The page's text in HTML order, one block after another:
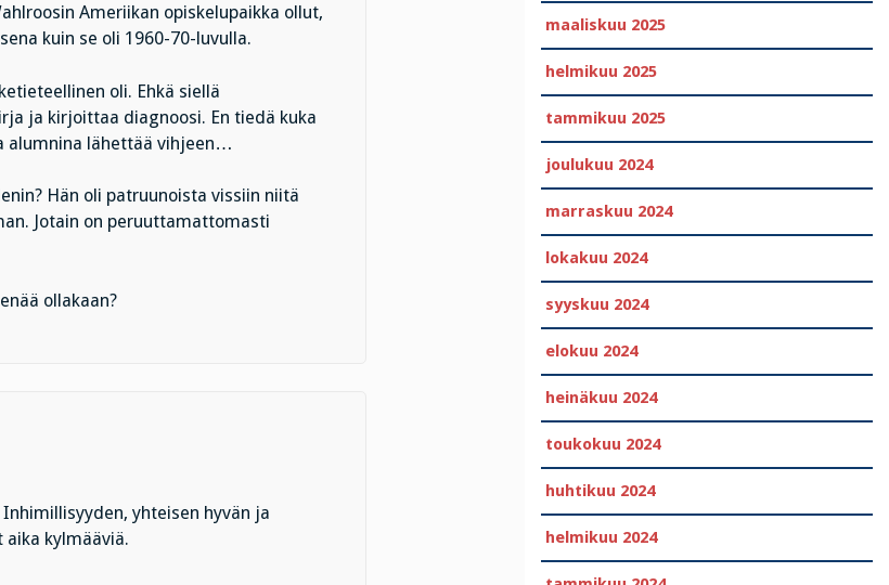
Ameriikan opiskelupaikka ollut,
kuin se oli 1960-70-luvulla.
oli. Ehkä siellä
ja kirjoittaa diagnoosi. En tiedä kuka
alumnina lähettää vihjeen…
Hän oli patruunoista vissiin niitä
Jotain on peruuttamattomasti
ollakaan?
yhteisen hyvän ja
kylmääviä.
maaliskuu 2025
helmikuu 2025
tammikuu 2025
joulukuu 2024
marraskuu 2024
lokakuu 2024
syyskuu 2024
elokuu 2024
heinäkuu 2024
toukokuu 2024
huhtikuu 2024
helmikuu 2024